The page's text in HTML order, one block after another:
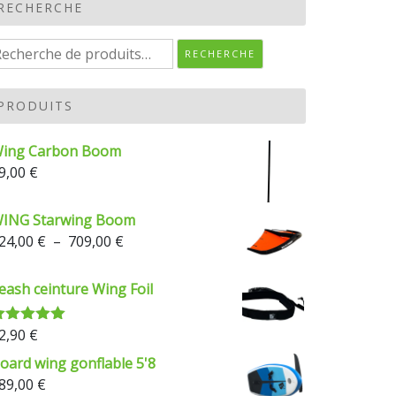
:
RECHERCHE
Carbon Boom
€
Starwing Boom
€ – 709,00 €
prix :
624,00 €
ceinture Wing Foil
5.00
€
wing gonflable 5'8
€